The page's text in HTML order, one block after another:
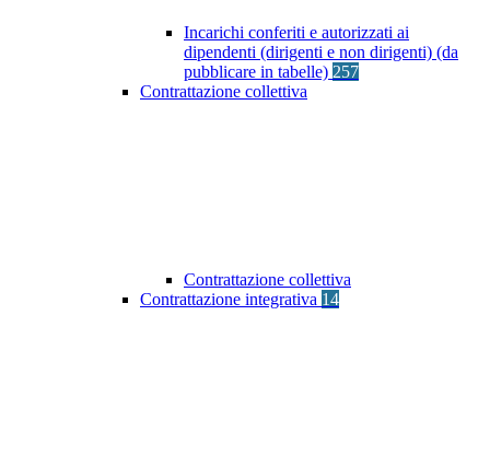
Incarichi conferiti e autorizzati ai
dipendenti (dirigenti e non dirigenti) (da
pubblicare in tabelle) 257
Contrattazione collettiva
Contrattazione collettiva
Contrattazione integrativa 14